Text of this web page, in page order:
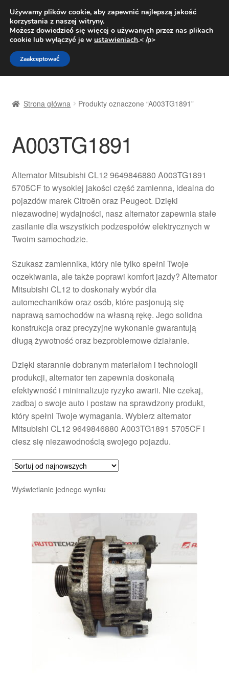
DOSTAWA od 31 zł
Pn.-pt. 9:00-16:00800 003 167
Przejdź
do
nawigacji
Przejdź
do
treści
Dostawa
Dostawa na cały świat
Moje konto
O nas
Polityka prywatności
Procedura reklamacyjna
Skarga
Zamówienia
Zasady i warunki
Strona główna Produkty oznaczone “A003TG1891”
A003TG1891
Alternator Mitsubishi CL12 9649846880 A003TG1891
5705CF to wysokiej jakości część zamienna, idealna do
pojazdów marek Citroën oraz Peugeot. Dzięki
niezawodnej wydajności, nasz alternator zapewnia stałe
zasilanie dla wszystkich podzespołów elektrycznych w
Twoim samochodzie.
Szukasz zamiennika, który nie tylko spełni Twoje
oczekiwania, ale także poprawi komfort jazdy? Alternator
Mitsubishi CL12 to doskonały wybór dla
automechaników oraz osób, które pasjonują się
naprawą samochodów na własną rękę. Jego solidna
konstrukcja oraz precyzyjne wykonanie gwarantują
długą żywotność oraz bezproblemowe działanie.
Dzięki starannie dobranym materiałom i technologii
produkcji, alternator ten zapewnia doskonałą
efektywność i minimalizuje ryzyko awarii. Nie czekaj,
zadbaj o swoje auto i postaw na sprawdzony produkt,
który spełni Twoje wymagania. Wybierz alternator
Mitsubishi CL12 9649846880 A003TG1891 5705CF i
ciesz się niezawodnością swojego pojazdu.
Wyświetlanie jednego wyniku
Używamy plików cookie, aby zapewnić najlepszą jakość
korzystania z naszej witryny.
Możesz dowiedzieć się więcej o używanych przez nas plikach
cookie lub wyłączyć je w ustawieniach.< /p>
Zaakceptować